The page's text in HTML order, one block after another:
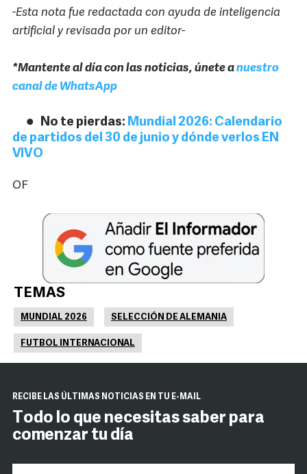
-Esta nota fue redactada con ayuda de inteligencia
artificial y revisada por un editor-
*Mantente al día con las noticias, únete anuestro
canal de WhatsApp
No te pierdas: Mundial 2026: Calendario
de partidos del 30 de junio y dónde verlos EN
VIVO
OF
TEMAS
MUNDIAL 2026 SELECCIÓN DE ALEMANIA
FUTBOL INTERNACIONAL
RECIBE LAS ÚLTIMAS NOTICIAS EN TU E-MAIL
Todo lo que necesitas saber para
comenzar tu día